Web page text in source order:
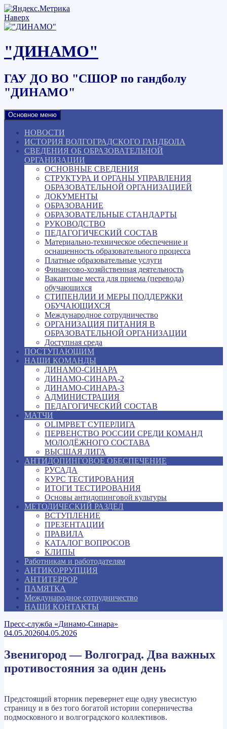
Наверх
"ДИНАМО"
ГАУ ДО ВО "СШОР по гандболу
"ДИНАМО"
Основное меню
НОВОСТИ
ИСТОРИЯ ВОЛГОГРАДСКОГО ГАНДБОЛА
СВЕДЕНИЯ ОБ ОБРАЗОВАТЕЛЬНОЙ
ОРГАНИЗАЦИИ
ОСНОВНЫЕ СВЕДЕНИЯ
СТРУКТУРА И ОРГАНЫ УПРАВЛЕНИЯ
ОБРАЗОВАТЕЛЬНОЙ ОРГАНИЗАЦИЕЙ
ДОКУМЕНТЫ
ОБРАЗОВАНИЕ
ОБРАЗОВАТЕЛЬНЫЕ СТАНДАРТЫ
РУКОВОДСТВО
ПЕДАГОГИЧЕСКИЙ СОСТАВ
Материально-техническое обеспечение и
оснащенность образовательного процесса
Платные образовательные услуги
Финансово-хозяйственная деятельность
Вакантные места для приема (перевода)
обучающихся
СТИПЕНДИИ И МЕРЫ ПОДДЕРЖКИ
ОБУЧАЮЩИХСЯ
Международное сотрудничество
ОРГАНИЗАЦИЯ ПИТАНИЯ В
ОБРАЗОВАТЕЛЬНОЙ ОРГАНИЗАЦИИ
Доступная среда
ПОСТУПАЮЩИМ
НАШИ КОМАНДЫ
ДИНАМО-СИНАРА
ДИНАМО-СИНАРА-2
ДИНАМО-СИНАРА-3
АДМИНИСТРАЦИЯ
ПЕДАГОГИЧЕСКИЙ СОСТАВ
МАТЧИ
OLIMPBET СУПЕРЛИГА
ПЕРВЕНСТВО РОССИИ СРЕДИ КОМАНД
МОЛОДЁЖНОГО СОСТАВА
ВЫСШАЯ ЛИГА
АНТИДОПИНГОВОЕ ОБЕСПЕЧЕНИЕ
РУСАДА
КУРС ТЕСТИРОВАНИЯ
ИТОГИ ТЕСТИРОВАНИЯ
Основы антидопинговой культуры
МЕТОДИЧЕСКИЙ РАЗДЕЛ
ВСТУПЛЕНИЕ
ПРЕЗЕНТАЦИИ
ПРАВИЛА
КАТАЛОГ ВОПРОСОВ
КЛИПЫ
Работникам и работодателям
АНТИКОРРУПЦИЯ
АНТИТЕРРОР
ПАМЯТКА
Международное сотрудничество
НАШИ КОНТАКТЫ
Пресс-служба «Динамо-Синара»
04.05.202604.05.2026
Звенигород — Волгоград. Два важных
противостояния за один день
Предстоящий вторник перевернет еще одну увесистую
страницу и в без того богатой истории соперничества
подмосковного и волгоградского коллективов.